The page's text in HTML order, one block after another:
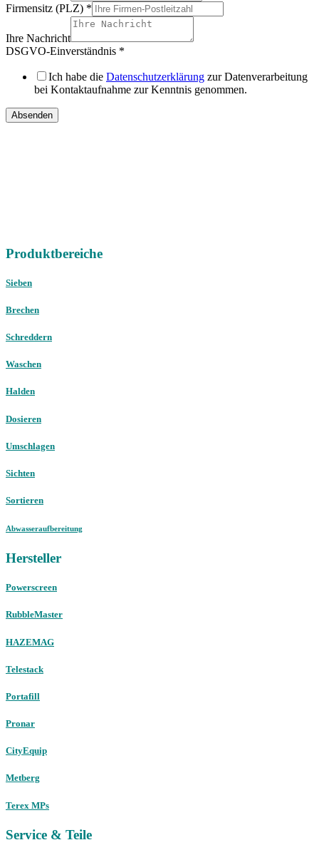
Firmensitz (PLZ) *
Ihre Nachricht
DSGVO-Einverständnis *
Ich habe die Datenschutzerklärung zur Datenverarbeitung
bei Kontaktaufnahme zur Kenntnis genommen.
Absenden
Produktbereiche
Sieben
Brechen
Schreddern
Waschen
Halden
Dosieren
Umschlagen
Sichten
Sortieren
Abwasseraufbereitung
Hersteller
Powerscreen
RubbleMaster
HAZEMAG
Telestack
Portafill
Pronar
CityEquip
Metberg
Terex MPs
Service & Teile